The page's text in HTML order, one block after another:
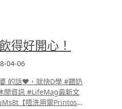
得好開心！
04-06
的話❤️，就快D學 #餵奶
【唔洗用電Printoss